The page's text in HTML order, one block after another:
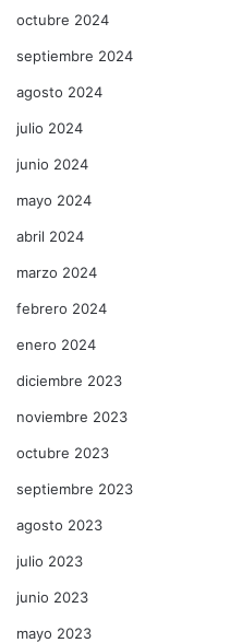
octubre 2024
septiembre 2024
agosto 2024
julio 2024
junio 2024
mayo 2024
abril 2024
marzo 2024
febrero 2024
enero 2024
diciembre 2023
noviembre 2023
octubre 2023
septiembre 2023
agosto 2023
julio 2023
junio 2023
mayo 2023